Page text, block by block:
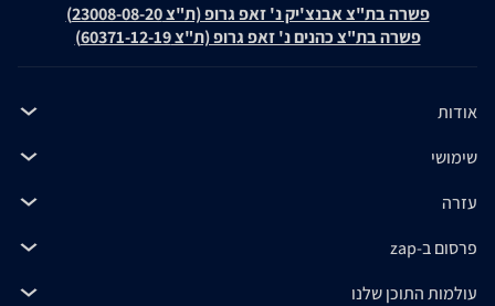
פשרה בת"צ אבנצ'יק נ' זאפ גרופ (ת"צ 23008-08-20)
פשרה בת"צ כהנים נ' זאפ גרופ (ת"צ 60371-12-19)
אודות
שימושי
עזרה
פרסום ב-zap
עולמות התוכן שלנו